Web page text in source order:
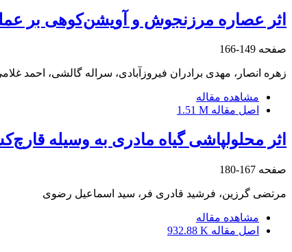
اثر عصاره مرزنجوش و آویشن‌کوهی بر
صفحه 149-166
زهره انصار، مهدی برادران فیروزآبادی، سراله گالشی، احمد
مشاهده مقاله
اصل مقاله 1.51 M
اثر محلول‏پاشی گیاه مادری به وسیله
صفحه 167-180
مرتضی گرزین، فرشید قادری فر، سید اسماعیل رضوی
مشاهده مقاله
اصل مقاله 932.88 K